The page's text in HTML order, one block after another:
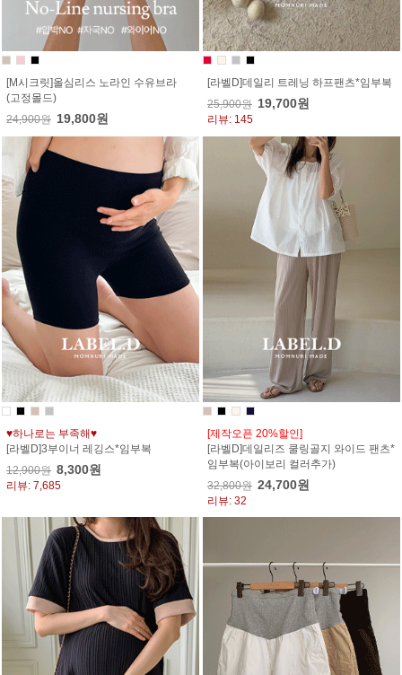
[M시크릿]올심리스 노라인 수유브라
(고정몰드)
24,900원 19,800원
[라벨D]데일리 트레닝 하프팬츠*임부복
25,900원 19,700원
리뷰: 145
♥하나로는 부족해♥
[라벨D]3부이너 레깅스*임부복
12,900원 8,300원
리뷰: 7,685
[제작오픈 20%할인]
[라벨D]데일리즈 쿨링골지 와이드 팬츠*
임부복(아이보리 컬러추가)
32,800원 24,700원
리뷰: 32